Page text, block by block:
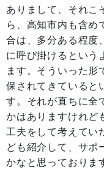
ありまして、それこ
ら、高知市内も含め
合は、多分ある程度
に呼び掛けるという
ます。そういった形
保されてきていると
す。それが直ちに全
かはありますけれど
工夫をして考えてい
ども紹介して、サポ
かなと思っておりま